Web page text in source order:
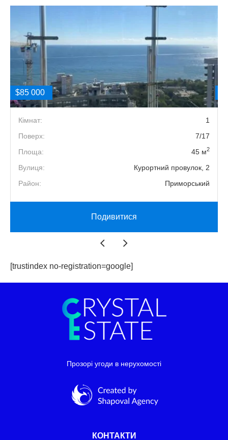
$85 000
Кімнат:
1
Поверх:
7/17
Площа:
45 м2
Вулиця:
Курортний провулок, 2
Район:
Приморський
Подивитися
[trustindex no-registration=google]
Прозорі угоди в нерухомості
КОНТАКТИ